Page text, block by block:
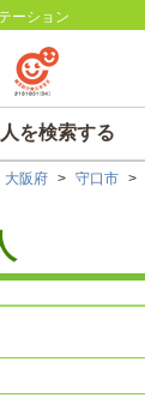
ーション
を検索する
大阪府 > 守口市 >